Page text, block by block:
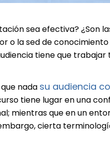
sea efectiva? ¿Son
o la sed de
tiene que
nada su audiencia
tiene lugar en una
mientras que en un
cierta